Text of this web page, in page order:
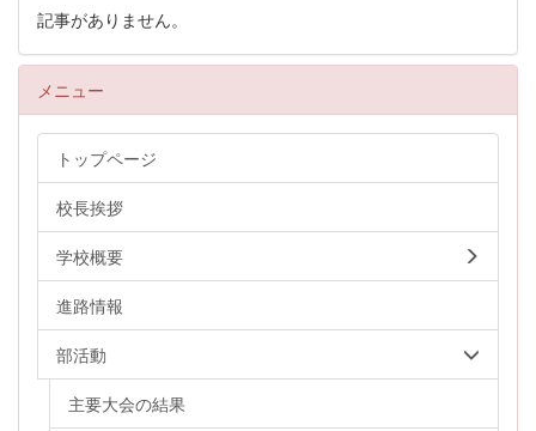
記事がありません。
メニュー
トップページ
校長挨拶
学校概要
進路情報
部活動
主要大会の結果